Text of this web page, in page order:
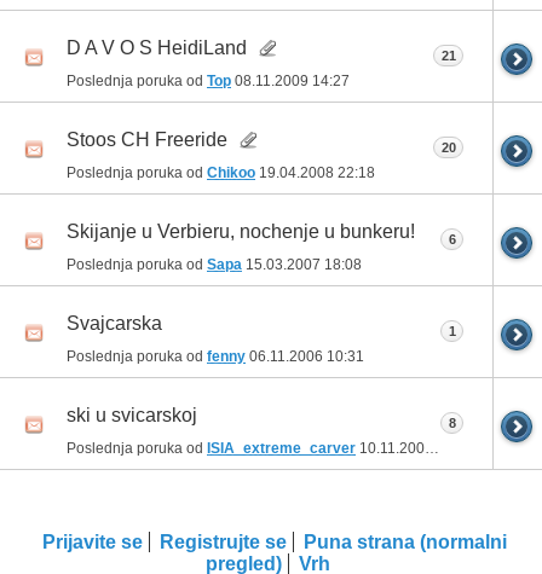
D A V O S HeidiLand
Poslednja poruka od Top 08.11.2009 14:27
21
Stoos CH Freeride
Poslednja poruka od Chikoo 19.04.2008 22:18
20
Skijanje u Verbieru, nochenje u bunkeru!
Poslednja poruka od Sapa 15.03.2007 18:08
6
Svajcarska
Poslednja poruka od fenny 06.11.2006 10:31
1
ski u svicarskoj
Poslednja poruka od ISIA_extreme_carver 10.11.2005 22:19
8
Prijavite se Registrujte se
Puna strana (normalni
pregled)
Vrh